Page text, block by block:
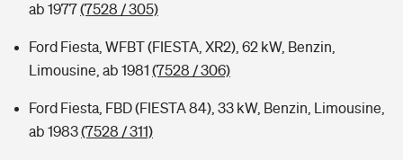
ab 1977(7528 / 305)
Ford Fiesta, WFBT (FIESTA, XR2), 62 kW, Benzin,
Limousine, ab 1981 (7528 / 306)
Ford Fiesta, FBD (FIESTA 84), 33 kW, Benzin, Limousine,
ab 1983(7528 / 311)